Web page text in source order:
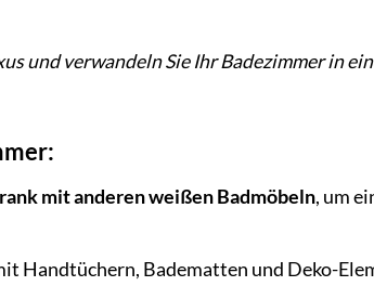
und verwandeln Sie Ihr Badezimmer in
mit anderen weißen Badmöbeln, um
Handtüchern, Badematten und Deko-